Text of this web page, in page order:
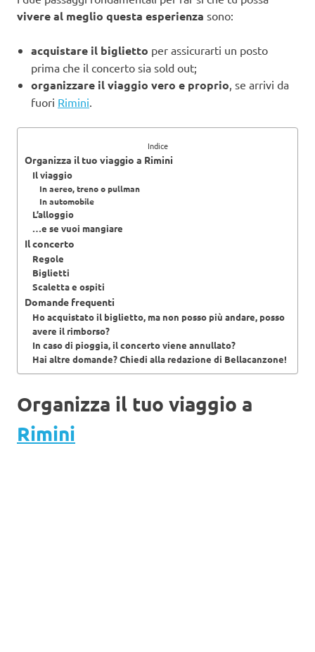
vivere al meglio questa esperienza sono:
acquistare il biglietto per assicurarti un posto
prima che il concerto sia sold out;
organizzare il viaggio vero e proprio , se arrivi da
fuori Rimini
Indice
Organizza il tuo viaggio a Rimini
Il viaggio
In aereo, treno o pullman
In automobile
L’alloggio
…e se vuoi mangiare
Il concerto
Regole
Biglietti
Scaletta e ospiti
Domande frequenti
Ho acquistato il biglietto, ma non posso più andare, posso
avere il rimborso?
In caso di pioggia, il concerto viene annullato?
Hai altre domande? Chiedi alla redazione di Bellacanzone!
Organizza il tuo viaggio a
Rimini